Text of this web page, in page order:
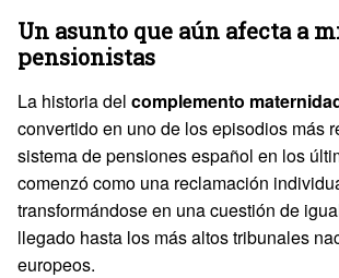
Un asunto que aún afecta a
pensionistas
La historia del complemento
convertido en uno de los episodios más
sistema de pensiones español en los
comenzó como una reclamación
transformándose en una cuestión de
llegado hasta los más altos tribunales
europeos.